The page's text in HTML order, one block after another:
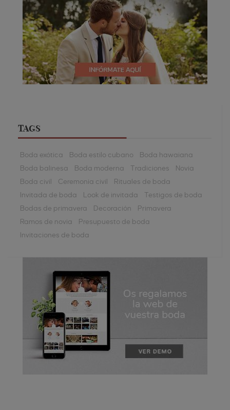
TAGS
Boda exótica Boda estilo cubano
Boda hawaiana
Boda balinesa
Boda moderna Tradiciones
Novia
Boda civil
Ceremonia civil
Rituales de boda
Invitada de boda
Look de invitada
Testigos de boda
Bodas de primavera
Decoración
Primavera
Ramos de novia
Presupuesto de boda
Invitaciones de boda